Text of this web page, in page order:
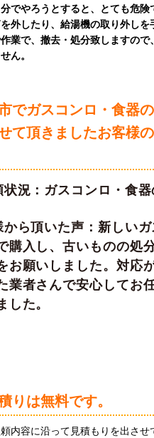
でやろうとすると、とても危
外したり、給湯機の取り外しを
業で、撤去・処分致しますので
ん。
でガスコンロ・食器
て頂きましたお客様
状況：ガスコンロ・食
から頂いた声：新しい
購入し、古いものの処
お願いしました。対応
業者さんで安心してお
した。
りは無料です。
内容に沿って見積もりを出させ